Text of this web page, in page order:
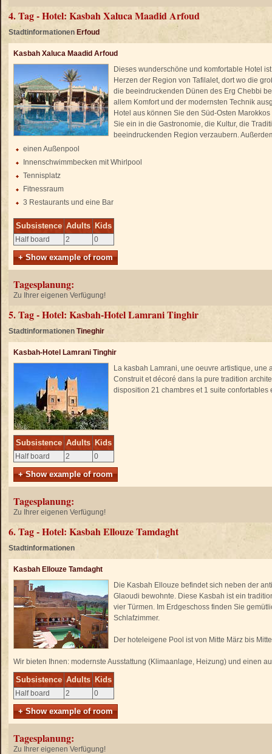
4. Tag - Hotel: Kasbah Xaluca Maadid Arfoud
Stadtinformationen Erfoud
Kasbah Xaluca Maadid Arfoud
Dieses wunderschöne und komfortable Hotel
Herzen der Region von Tafilalet, dort wo die
die beeindruckenden Dünen des Erg Chebbi
allem Komfort und der modernsten Technik
Hotel aus können Sie den Süd-Osten
Sie ein in die Gastronomie, die Kultur, die
beeindruckenden Region verzaubern.
einen Außenpool
Innenschwimmbecken mit Whirlpool
Tennisplatz
Fitnessraum
3 Restaurants und eine Bar
Subsistence Adults Kids
Half board 2 0
+ Show example of room
Tagesplanung:
Zu Ihrer eigenen Verfügung!
5. Tag - Hotel: Kasbah-Hotel Lamrani Tinghir
Stadtinformationen Tineghir
Kasbah-Hotel Lamrani Tinghir
La kasbah Lamrani, une oeuvre artistique,
Construit et décoré dans la pure tradition
disposition 21 chambres et 1 suite confortables
Subsistence Adults Kids
Half board 2 0
+ Show example of room
Tagesplanung:
Zu Ihrer eigenen Verfügung!
6. Tag - Hotel: Kasbah Ellouze Tamdaght
Stadtinformationen
Kasbah Ellouze Tamdaght
Die Kasbah Ellouze befindet sich neben der
Glaoudi bewohnte. Diese Kasbah ist ein
vier Türmen. Im Erdgeschoss finden Sie
Schlafzimmer.
Der hoteleigene Pool ist von Mitte März bis
Wir bieten Ihnen: modernste Ausstattung (Klimaanlage, Heizung) und einen
Subsistence Adults Kids
Half board 2 0
+ Show example of room
Tagesplanung:
Zu Ihrer eigenen Verfügung!